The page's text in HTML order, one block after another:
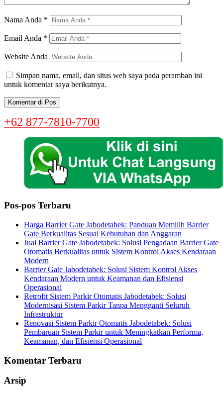
Nama Anda *
Email Anda *
Website Anda
Simpan nama, email, dan situs web saya pada peramban ini
untuk komentar saya berikutnya.
+62 877-7810-7700
Pos-pos Terbaru
Harga Barrier Gate Jabodetabek: Panduan Memilih Barrier
Gate Berkualitas Sesuai Kebutuhan dan Anggaran
Jual Barrier Gate Jabodetabek: Solusi Pengadaan Barrier Gate
Otomatis Berkualitas untuk Sistem Kontrol Akses Kendaraan
Modern
Barrier Gate Jabodetabek: Solusi Sistem Kontrol Akses
Kendaraan Modern untuk Keamanan dan Efisiensi
Operasional
Retrofit Sistem Parkir Otomatis Jabodetabek: Solusi
Modernisasi Sistem Parkir Tanpa Mengganti Seluruh
Infrastruktur
Renovasi Sistem Parkir Otomatis Jabodetabek: Solusi
Pembaruan Sistem Parkir untuk Meningkatkan Performa,
Keamanan, dan Efisiensi Operasional
Komentar Terbaru
Arsip